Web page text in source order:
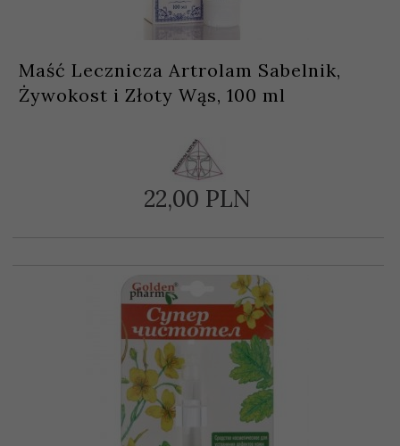
Maść Lecznicza Artrolam Sabelnik,
Żywokost i Złoty Wąs, 100 ml
22,00 PLN